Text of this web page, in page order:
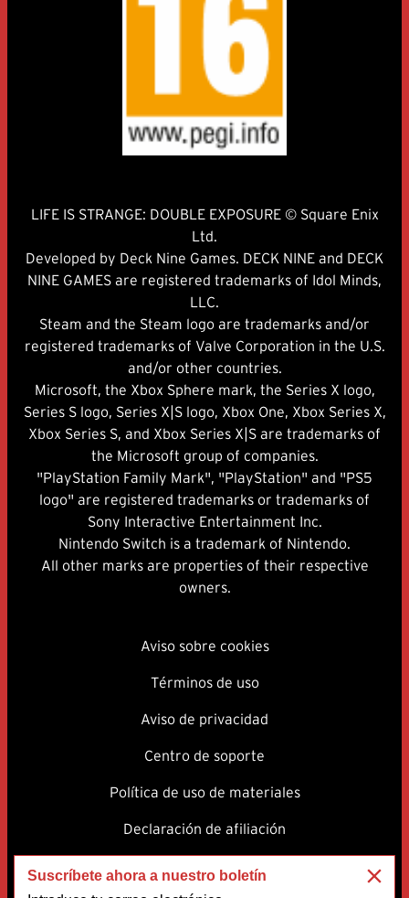
LIFE IS STRANGE: DOUBLE EXPOSURE © Square Enix
Ltd.
Developed by Deck Nine Games. DECK NINE and DECK
NINE GAMES are registered trademarks of Idol Minds,
LLC.
Steam and the Steam logo are trademarks and/or
registered trademarks of Valve Corporation in the U.S.
and/or other countries.
Microsoft, the Xbox Sphere mark, the Series X logo,
Series S logo, Series X|S logo, Xbox One, Xbox Series X,
Xbox Series S, and Xbox Series X|S are trademarks of
the Microsoft group of companies.
"PlayStation Family Mark", "PlayStation" and "PS5
logo" are registered trademarks or trademarks of
Sony Interactive Entertainment Inc.
Nintendo Switch is a trademark of Nintendo.
All other marks are properties of their respective
owners.
Aviso sobre cookies
Términos de uso
Aviso de privacidad
Centro de soporte
Política de uso de materiales
Declaración de afiliación
Suscríbete ahora a nuestro boletín